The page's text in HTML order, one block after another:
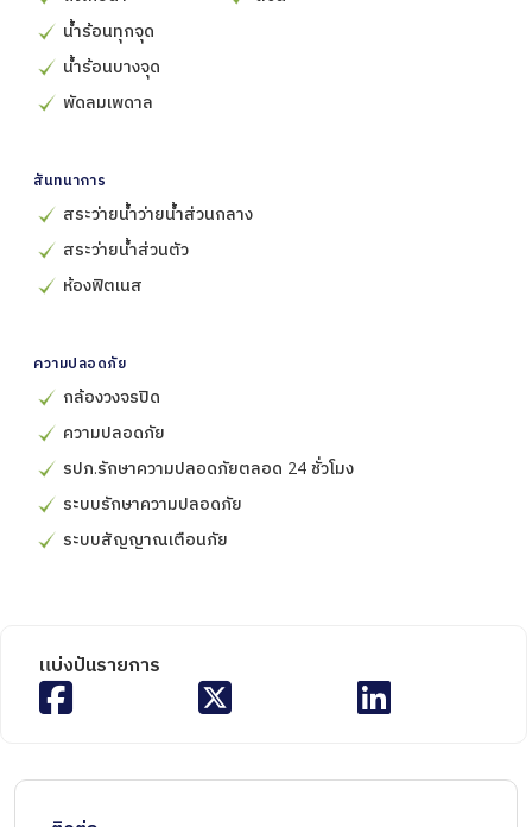
น้ำร้อนทุกจุด
น้ำร้อนบางจุด
พัดลมเพดาล
สันทนาการ
สระว่ายน้ำว่ายน้ำส่วนกลาง
สระว่ายน้ำส่วนตัว
ห้องฟิตเนส
ความปลอดภัย
กล้องวงจรปิด
ความปลอดภัย
รปภ.รักษาความปลอดภัยตลอด 24 ชั่วโมง
ระบบรักษาความปลอดภัย
ระบบสัญญาณเตือนภัย
แบ่งปันรายการ